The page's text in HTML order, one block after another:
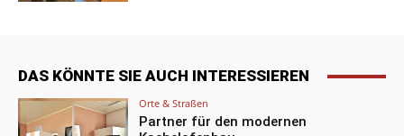
DAS KÖNNTE SIE AUCH INTERESSIEREN
Orte & Straßen
Partner für den modernen